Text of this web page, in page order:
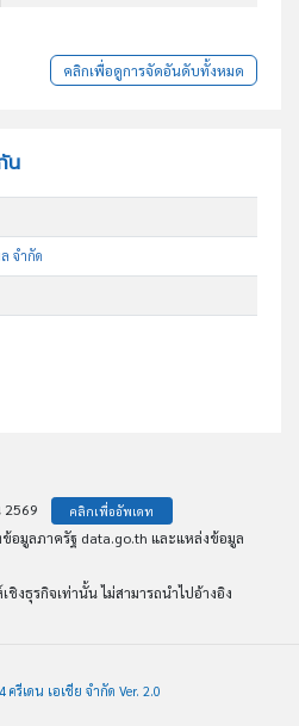
คลิกเพื่อดูการจัดอันดับทั้งหมด
น
จำกัด
2569
คลิกเพื่ออัพเดท
อมูลภาครัฐ data.go.th และแหล่งข้อมูล
ชิงธุรกิจเท่านั้น ไม่สามารถนำไปอ้างอิง
รีเดน เอเชีย จำกัด Ver. 2.0